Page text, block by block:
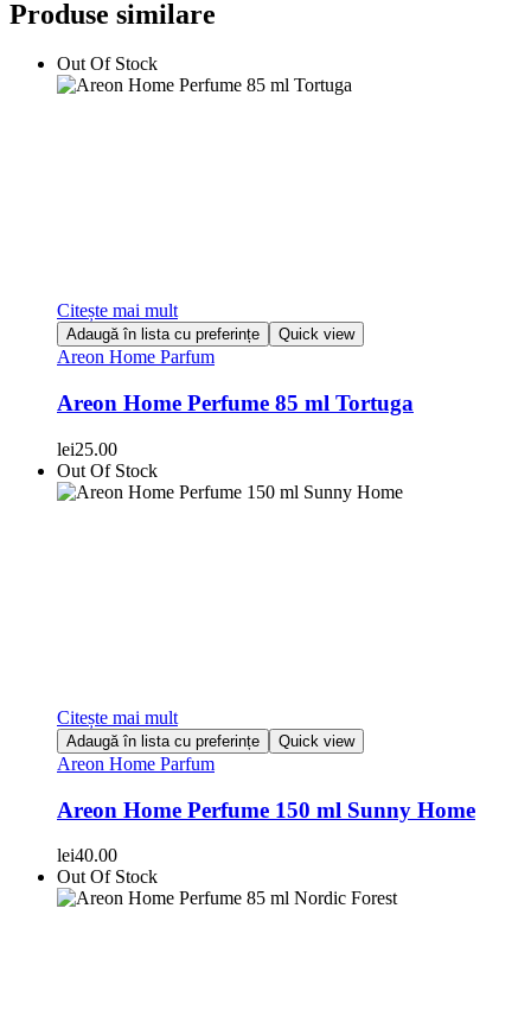
Produse similare
Out Of Stock
Citește mai mult
Adaugă în lista cu preferințe Quick view
Areon Home Parfum
Areon Home Perfume 85 ml Tortuga
lei25.00
Out Of Stock
Citește mai mult
Adaugă în lista cu preferințe Quick view
Areon Home Parfum
Areon Home Perfume 150 ml Sunny Home
lei40.00
Out Of Stock